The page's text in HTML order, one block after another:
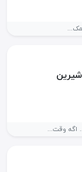
اگه وقت...